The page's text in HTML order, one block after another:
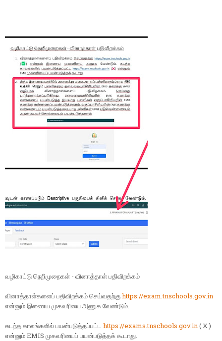
வழிகாட்டு நெறிமுறைகள் - வினாத்தாள் பதிவிறக்கம்
வினாத்தாள்களைப் பதிவிறக்கம் செய்வதற்குhttps://exam.tnschools.gov.in
என்னும் இணைய முகவரியை அணுக வேண்டும்.
கடந்த காலங்களில் பயன்படுத்தப்பட்ட https://exams.tnschools.gov.in( X )
என்னும் EMIS முகவரியைப் பயன்படுத்தக் கூடாது.